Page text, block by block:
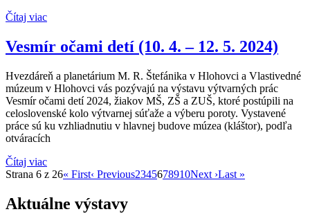
Čítaj viac
Vesmír očami detí (10. 4. – 12. 5. 2024)
Hvezdáreň a planetárium M. R. Štefánika v Hlohovci a Vlastivedné
múzeum v Hlohovci vás pozývajú na výstavu výtvarných prác
Vesmír očami detí 2024, žiakov MŠ, ZŠ a ZUŠ, ktoré postúpili na
celoslovenské kolo výtvarnej súťaže a výberu poroty. Vystavené
práce sú ku vzhliadnutiu v hlavnej budove múzea (kláštor), podľa
otváracích
Čítaj viac
Strana 6 z 26« First‹ Previous2345678910Next ›Last »
Aktuálne výstavy